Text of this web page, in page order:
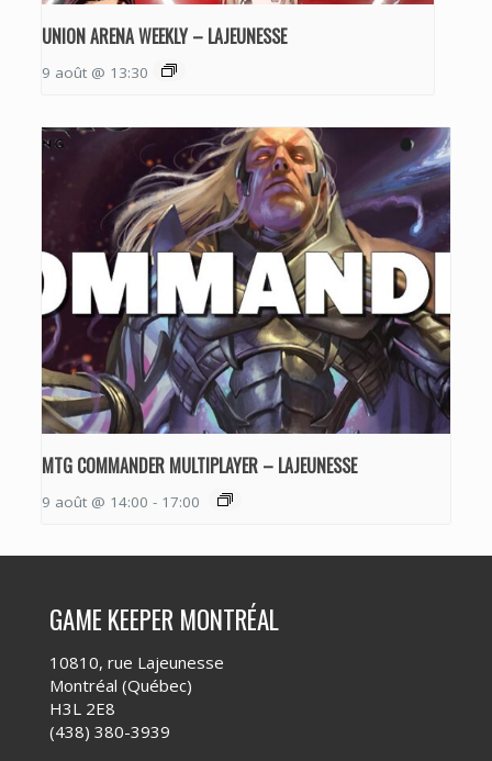
UNION ARENA WEEKLY – LAJEUNESSE
9 août @ 13:30
MTG COMMANDER MULTIPLAYER – LAJEUNESSE
9 août @ 14:00 - 17:00
GAME KEEPER MONTRÉAL
10810, rue Lajeunesse
Montréal (Québec)
H3L 2E8
(438) 380-3939